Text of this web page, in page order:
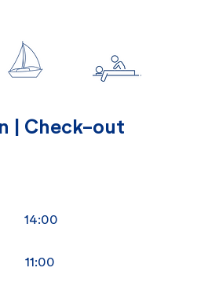
| Check-out
14:00
11:00